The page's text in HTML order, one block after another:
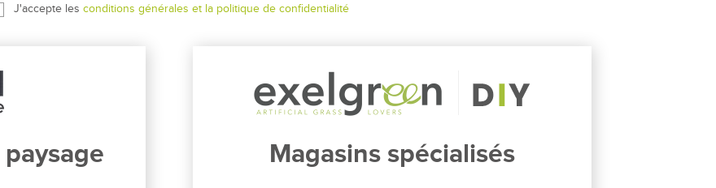
Magasins spécialisés
J'accepte les conditions générales et la politique de confidentialité